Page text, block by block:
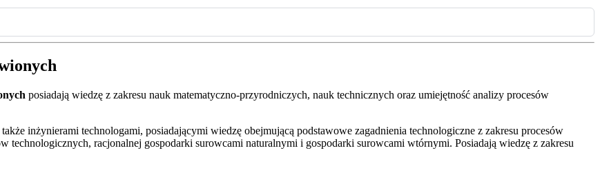
posiadają wiedzę z zakresu nauk matematyczno-przyrodniczych, nauk technicznych oraz umiejętność analizy procesów
inżynierami technologami, posiadającymi wiedzę obejmującą podstawowe zagadnienia technologiczne z zakresu procesów
racjonalnej gospodarki surowcami naturalnymi i gospodarki surowcami wtórnymi. Posiadają wiedzę z zakresu